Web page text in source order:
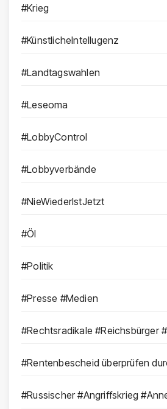
#Krieg
#KünstlicheIntellugenz
#Landtagswahlen
#Leseoma
#LobbyControl
#Lobbyverbände
#NieWiederIstJetzt
#Öl
#Politik
#Presse #Medien
#Rechtsradikale #Reichsbürger
#Rentenbescheid überprüfen
#Russischer #Angriffskrieg